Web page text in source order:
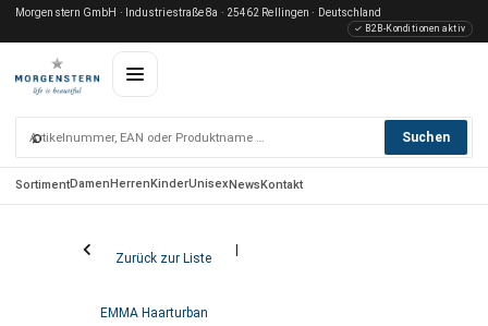
Morgenstern GmbH · Industriestraße 8a · 25462 Rellingen · Deutschland
✓ B2B-Konditionen aktiv
⌕ Suchen
SortimentDamenHerrenKinderUnisexNewsKontakt
Zurück zur Liste
EMMA Haarturban